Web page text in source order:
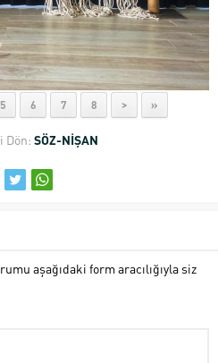
5 6 7 8 > »
Dön: SÖZ-NİŞAN
aşağıdaki form aracılığıyla siz